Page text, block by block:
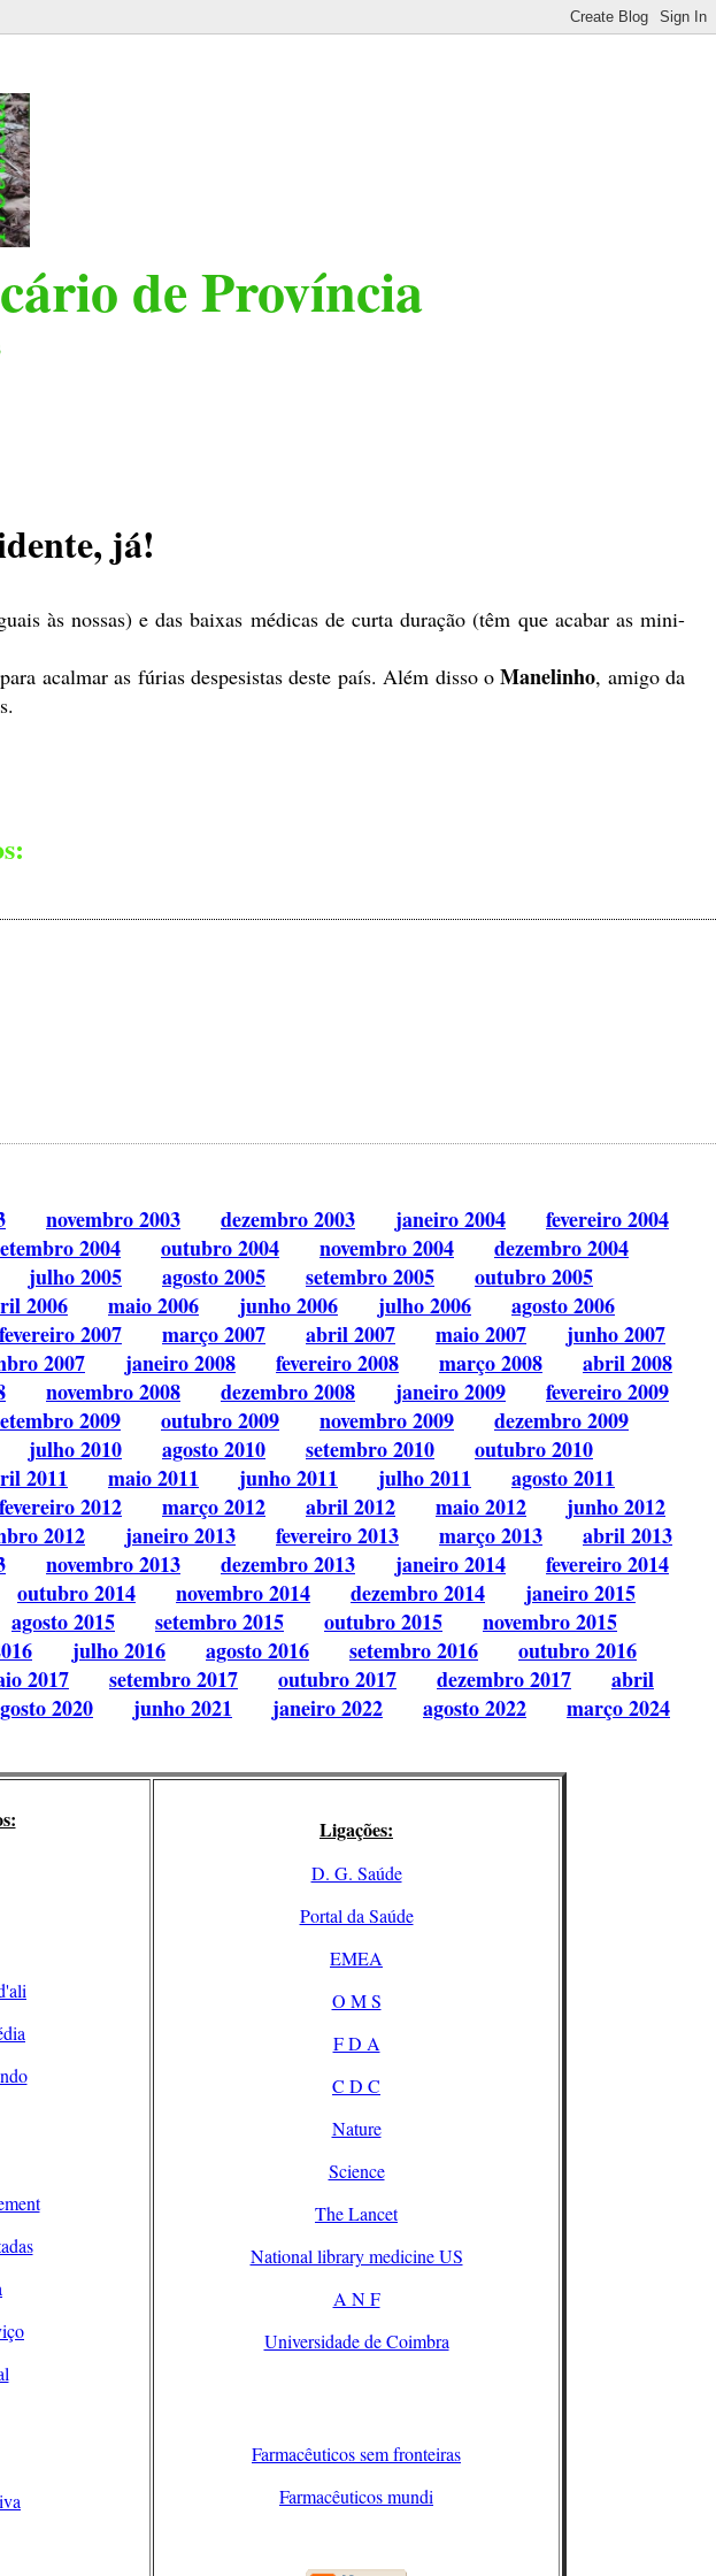
de Província
já!
às nossas) e das baixas médicas de curta duração (têm que acabar as mini-
acalmar as fúrias despesistas deste país. Além disso oManelinho, amigo da
novembro 2003 dezembro 2003 janeiro 2004
fevereiro 2004
2004 outubro 2004 novembro 2004
dezembro 2004
julho 2005 agosto 2005 setembro 2005
outubro 2005
2006 maio 2006 junho 2006 julho 2006
agosto 2006
fevereiro 2007 março 2007 abril 2007 maio 2007
junho 2007
2007 janeiro 2008 fevereiro 2008 março 2008
abril 2008
novembro 2008 dezembro 2008 janeiro 2009
fevereiro 2009
2009 outubro 2009 novembro 2009
dezembro 2009
julho 2010 agosto 2010 setembro 2010
outubro 2010
2011 maio 2011 junho 2011 julho 2011
agosto 2011
fevereiro 2012 março 2012 abril 2012 maio 2012
junho 2012
2012 janeiro 2013 fevereiro 2013 março 2013
abril 2013
novembro 2013 dezembro 2013 janeiro 2014
fevereiro 2014
outubro 2014 novembro 2014 dezembro 2014
janeiro 2015
agosto 2015 setembro 2015 outubro 2015
novembro 2015
julho 2016 agosto 2016 setembro 2016
outubro 2016
2017 setembro 2017 outubro 2017 dezembro 2017
abril
2020 junho 2021 janeiro 2022 agosto 2022
março 2024
Ligações:
D. G. Saúde
Portal da Saúde
EMEA
O M S
F D A
C D C
Nature
Science
The Lancet
National library medicine US
A N F
Universidade de Coimbra
Farmacêuticos sem fronteiras
Farmacêuticos mundi